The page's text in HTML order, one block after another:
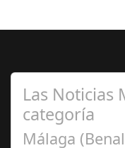
Las Noticias
categoría
Málaga